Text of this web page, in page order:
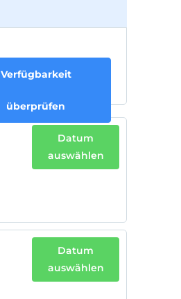
Verfügbarkeit
überprüfen
Datum
auswählen
Datum
auswählen